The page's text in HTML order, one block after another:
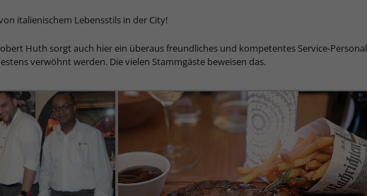
italienischem Lebensstils in der City!
Huth sorgt auch hier ein überaus freundliches und kompetentes Service-Personal
verwöhnt werden. Die vielen Stammgäste beweisen das.